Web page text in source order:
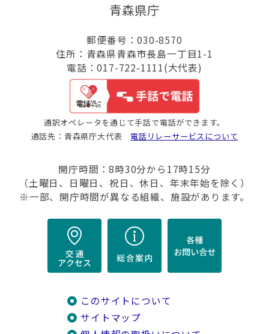
青森県庁
郵便番号：030-8570
住所：青森県青森市長島一丁目1-1
電話：017-722-1111(大代表)
通訳オペレータを通じて手話で電話ができます。
通話先：青森県庁大代表 電話リレーサービスについて
開庁時間：8時30分から17時15分
（土曜日、日曜日、祝日、休日、年末年始を除く）
※一部、開庁時間が異なる組織、施設があります。
このサイトについて
サイトマップ